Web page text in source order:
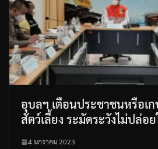
อุบลฯ เตือนประชาชนหรือเ
สัตว์เลี้ยง ระมัดระวังไม่ปล่อ
4 มกราคม 2023